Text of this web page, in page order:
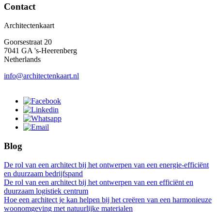
Contact
Architectenkaart
Goorsestraat 20
7041 GA 's-Heerenberg
Netherlands
info@architectenkaart.nl
Blog
De rol van een architect bij het ontwerpen van een energie-efficiënt
en duurzaam bedrijfspand
De rol van een architect bij het ontwerpen van een efficiënt en
duurzaam logistiek centrum
Hoe een architect je kan helpen bij het creëren van een harmonieuze
woonomgeving met natuurlijke materialen